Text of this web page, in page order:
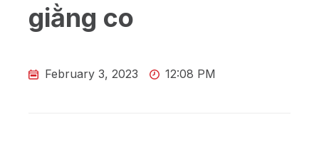
giằng co
February 3, 2023 12:08 PM